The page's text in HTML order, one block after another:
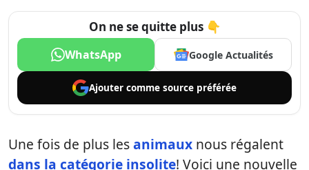
On ne se quitte plus 👇
WhatsApp Google Actualités
Ajouter comme source préférée
Une fois de plus lesanimaux nous régalent
dans la catégorie insolite! Voici une nouvelle